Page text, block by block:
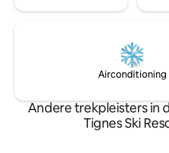
Airconditioning
Andere trekpleisters in
Tignes Ski